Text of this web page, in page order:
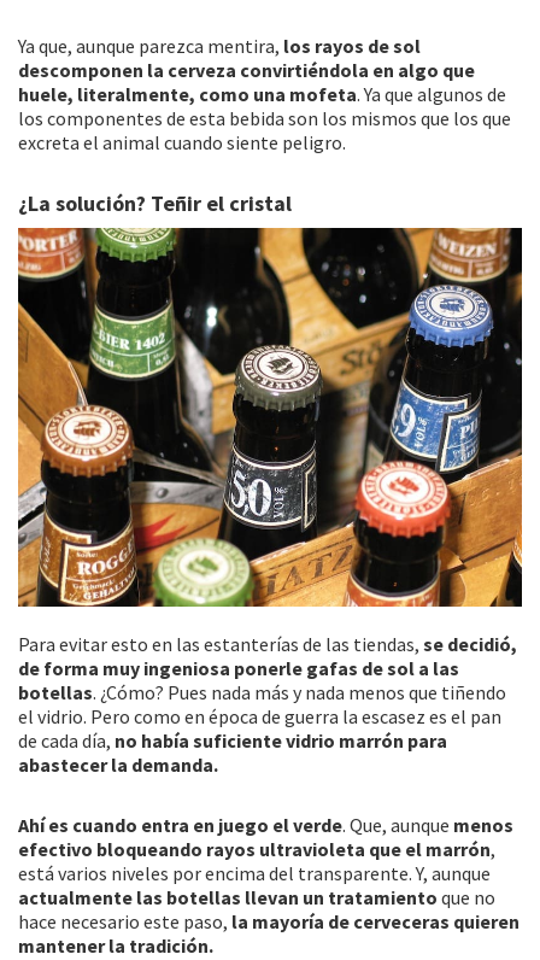
Ya que, aunque parezca mentira, los rayos de sol
descomponen la cerveza convirtiéndola en algo que
huele, literalmente, como una mofeta. Ya que algunos de
los componentes de esta bebida son los mismos que los que
excreta el animal cuando siente peligro.
¿La solución? Teñir el cristal
Para evitar esto en las estanterías de las tiendas, se decidió,
de forma muy ingeniosa ponerle gafas de sol a las
botellas. ¿Cómo? Pues nada más y nada menos que tiñendo
el vidrio. Pero como en época de guerra la escasez es el pan
de cada día, no había suficiente vidrio marrón para
abastecer la demanda.
Ahí es cuando entra en juego el verde. Que, aunque menos
efectivo bloqueando rayos ultravioleta que el marrón,
está varios niveles por encima del transparente. Y, aunque
actualmente las botellas llevan un tratamiento que no
hace necesario este paso, la mayoría de cerveceras quieren
mantener la tradición.